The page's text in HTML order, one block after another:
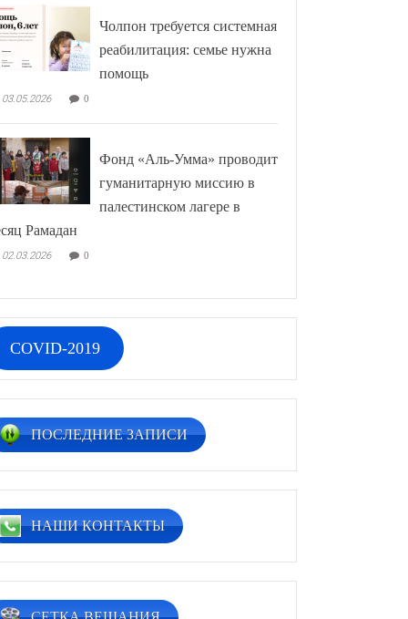
Чолпон требуется системная
реабилитация: семье нужна
помощь
03.05.2026 0
Фонд «Аль-Умма» проводит
гуманитарную миссию в
палестинском лагере в
Рамадан
02.03.2026 0
COVID-2019
ПОСЛЕДНИЕ ЗАПИСИ
НАШИ КОНТАКТЫ